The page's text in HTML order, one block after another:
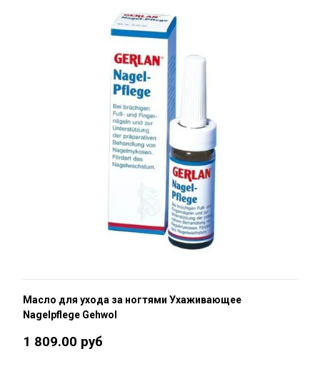
Масло для ухода за ногтями Ухаживающее
Nagelpflege Gehwol
1 809.00 руб